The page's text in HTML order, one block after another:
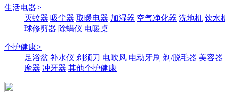
生活电器>
灭蚊器 吸尘器 取暖电器 加湿器 空气净化器 洗地机 饮水
球修剪器 除螨仪 电暖桌
个护健康>
足浴盆 补水仪 剃须刀 电吹风 电动牙刷 剃/脱毛器 美容器
摩器 冲牙器 其他个护健康